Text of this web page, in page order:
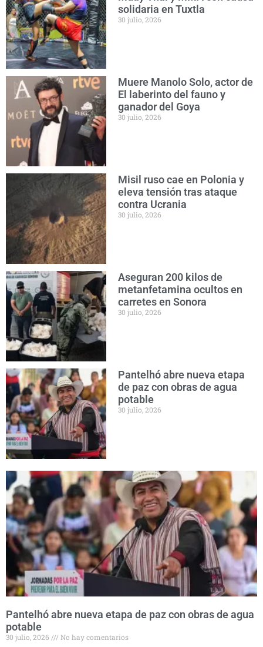
solidaria en Tuxtla
30 julio, 2026
Muere Manolo Solo, actor de
El laberinto del fauno y
ganador del Goya
30 julio, 2026
Misil ruso cae en Polonia y
eleva tensión tras ataque
contra Ucrania
30 julio, 2026
Aseguran 200 kilos de
metanfetamina ocultos en
carretes en Sonora
30 julio, 2026
Pantelhó abre nueva etapa
de paz con obras de agua
potable
30 julio, 2026
Pantelhó abre nueva etapa de paz con obras de agua
potable
30 julio, 2026 No hay comentarios